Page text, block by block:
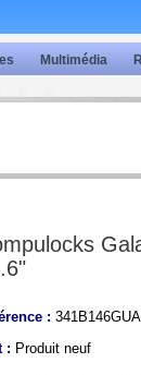
Multimédia
:
: Produit neuf